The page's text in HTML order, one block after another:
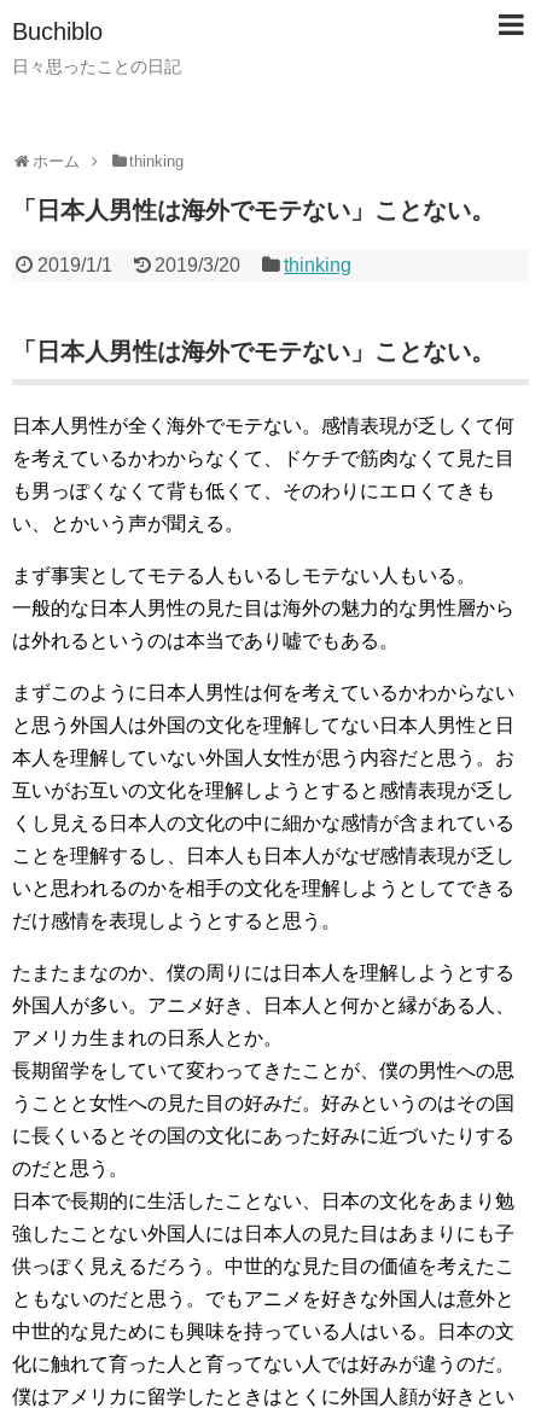
Buchiblo
日々思ったことの日記
ホーム thinking
「日本人男性は海外でモテない」ことない。
2019/1/1 2019/3/20 thinking
「日本人男性は海外でモテない」ことない。
日本人男性が全く海外でモテない。感情表現が乏しくて何
を考えているかわからなくて、ドケチで筋肉なくて見た目
も男っぽくなくて背も低くて、そのわりにエロくてきも
い、とかいう声が聞える。
まず事実としてモテる人もいるしモテない人もいる。
一般的な日本人男性の見た目は海外の魅力的な男性層から
は外れるというのは本当であり嘘でもある。
まずこのように日本人男性は何を考えているかわからない
と思う外国人は外国の文化を理解してない日本人男性と日
本人を理解していない外国人女性が思う内容だと思う。お
互いがお互いの文化を理解しようとすると感情表現が乏し
くし見える日本人の文化の中に細かな感情が含まれている
ことを理解するし、日本人も日本人がなぜ感情表現が乏し
いと思われるのかを相手の文化を理解しようとしてできる
だけ感情を表現しようとすると思う。
たまたまなのか、僕の周りには日本人を理解しようとする
外国人が多い。アニメ好き、日本人と何かと縁がある人、
アメリカ生まれの日系人とか。
長期留学をしていて変わってきたことが、僕の男性への思
うことと女性への見た目の好みだ。好みというのはその国
に長くいるとその国の文化にあった好みに近づいたりする
のだと思う。
日本で長期的に生活したことない、日本の文化をあまり勉
強したことない外国人には日本人の見た目はあまりにも子
供っぽく見えるだろう。中世的な見た目の価値を考えたこ
ともないのだと思う。でもアニメを好きな外国人は意外と
中世的な見ためにも興味を持っている人はいる。日本の文
化に触れて育った人と育ってない人では好みが違うのだ。
僕はアメリカに留学したときはとくに外国人顔が好きとい